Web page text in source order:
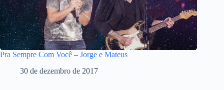
Pra Sempre Com Você – Jorge e Mateus
30 de dezembro de 2017